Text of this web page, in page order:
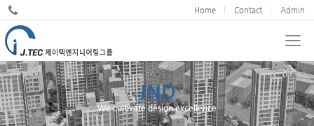
Home Contact Admin
JND
We cultivate design excellence